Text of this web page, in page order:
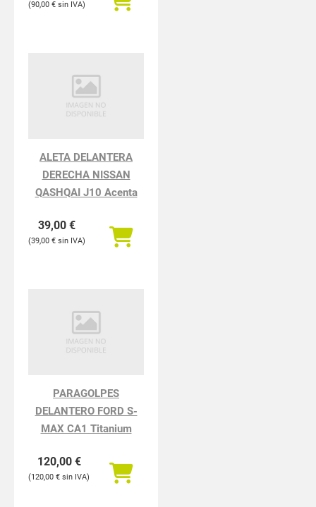
90,00 €
ALETA DELANTERA
DERECHA NISSAN
QASHQAI J10 Acenta
39,00 €
39,00 €
PARAGOLPES
DELANTERO FORD S-
MAX CA1 Titanium
120,00 €
120,00 €